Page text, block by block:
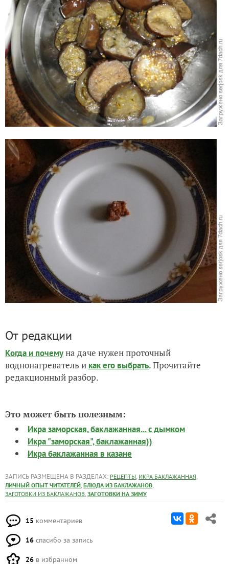
От редакции
Когда и почемуна даче нужен проточный
воднонагреватель и как его выбрать. Прочитайте
редакционный разбор.
Это может быть полезным:
Икра заморская, баклажанная... с дымком
Икра "заморская", баклажанная))
Икра баклажанная в казане
ЗАПИСЬ РАЗМЕЩЕНА В РАЗДЕЛАХ: РЕЦЕПТЫ, ИКРА БАКЛАЖАННАЯ,
ЛИЧНЫЙ ОПЫТ ЧИТАТЕЛЕЙ, БЛЮДА ИЗ БАКЛАЖАНОВ,
ЗАГОТОВКИ ИЗ БАКЛАЖАНОВ, ЗАГОТОВКИ НА ЗИМУ
15 комментариев
16 спасибо за запись
26 в избранном